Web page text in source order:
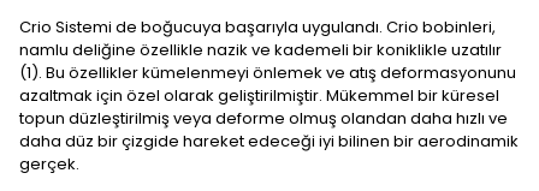
Crio Sistemi de boğucuya başarıyla uygulandı. Crio bobinleri,
namlu deliğine özellikle nazik ve kademeli bir koniklikle uzatılır
(1). Bu özellikler kümelenmeyi önlemek ve atış deformasyonunu
azaltmak için özel olarak geliştirilmiştir. Mükemmel bir küresel
topun düzleştirilmiş veya deforme olmuş olandan daha hızlı ve
daha düz bir çizgide hareket edeceği iyi bilinen bir aerodinamik
gerçek.